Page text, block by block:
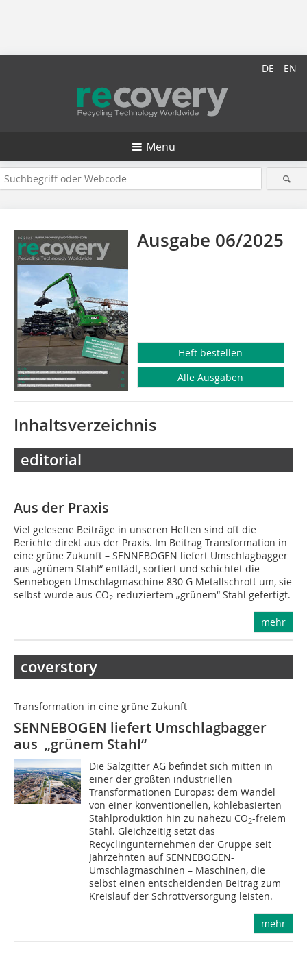
DE EN
Menü
Ausgabe 06/2025
Heft bestellen
Alle Ausgaben
Inhaltsverzeichnis
editorial
Aus der Praxis
Viel gelesene Beiträge in unseren Heften sind oft die
Berichte direkt aus der Praxis. Im Beitrag Transformation in
eine grüne Zukunft – SENNEBOGEN liefert Umschlagbagger
aus „grünem Stahl“ entlädt, sortiert und schichtet die
Sennebogen Umschlagmaschine 830 G Metallschrott um, sie
selbst wurde aus CO2-reduziertem „grünem“ Stahl gefertigt.
mehr
coverstory
Transformation in eine grüne Zukunft
SENNEBOGEN liefert Umschlagbagger
aus „grünem Stahl“
Die Salzgitter AG befindet sich mitten in
einer der größten industriellen
Transformationen Europas: dem Wandel
von einer konventionellen, kohlebasierten
Stahlproduktion hin zu nahezu CO2-freiem
Stahl. Gleichzeitig setzt das
Recyclingunternehmen der Gruppe seit
Jahrzehnten auf SENNEBOGEN-
Umschlagmaschinen – Maschinen, die
selbst einen entscheidenden Beitrag zum
Kreislauf der Schrottversorgung leisten.
mehr